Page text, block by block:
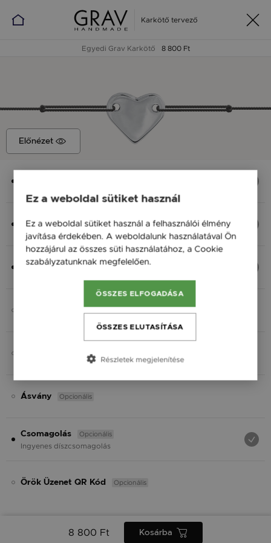
Karkötő tervező
Egyedi Grav Karkötő 8 800 Ft
Előnézet
Ezüst 925, M - kb 18 cm
8 800 Ft
Fonal
Opcionális
Opcionális
Ásvány Opcionális
Csomagolás Opcionális
Ingyenes díszcsomagolás
Örök Üzenet QR Kód Opcionális
8 800 Ft Kosárba
Ez a weboldal sütiket használ
Ez a weboldal sütiket használ a felhasználói élmény
javítása érdekében. A weboldalunk használatával Ön
hozzájárul az összes süti használatához, a Cookie
szabályzatunknak megfelelően.
ÖSSZES ELFOGADÁSA
ÖSSZES ELUTASÍTÁSA
Részletek megjelenítése